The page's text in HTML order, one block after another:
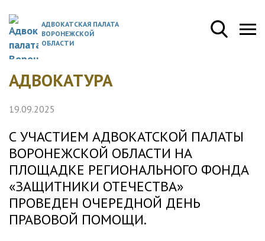
АДВОКАТСКАЯ ПАЛАТА
ВОРОНЕЖСКОЙ
ОБЛАСТИ
АДВОКАТУРА
19.09.2025
С УЧАСТИЕМ АДВОКАТСКОЙ ПАЛАТЫ
ВОРОНЕЖСКОЙ ОБЛАСТИ НА
ПЛОЩАДКЕ РЕГИОНАЛЬНОГО ФОНДА
«ЗАЩИТНИКИ ОТЕЧЕСТВА»
ПРОВЕДЕН ОЧЕРЕДНОЙ ДЕНЬ
ПРАВОВОЙ ПОМОЩИ.